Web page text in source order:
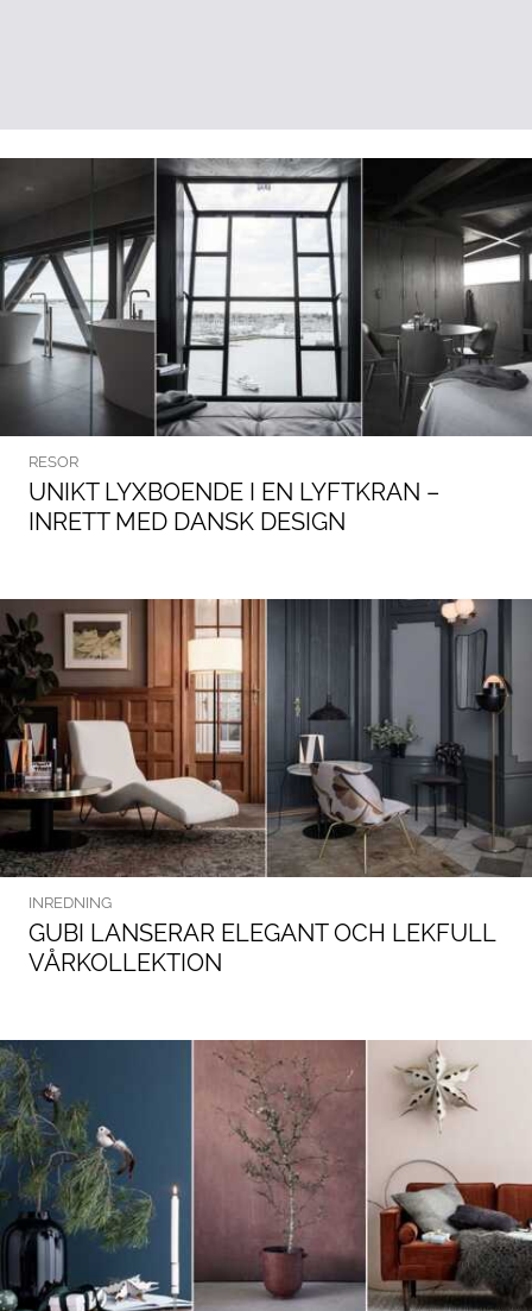
RESOR
UNIKT LYXBOENDE I EN LYFTKRAN –
INRETT MED DANSK DESIGN
INREDNING
GUBI LANSERAR ELEGANT OCH LEKFULL
VÅRKOLLEKTION